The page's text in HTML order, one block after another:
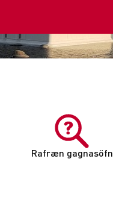
Rafræn gagnasöfn